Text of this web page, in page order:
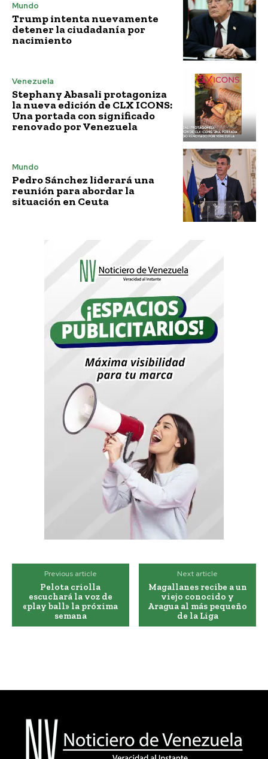
Mundo
Trump intenta nuevamente
detener la ciudadanía por
nacimiento
Venezuela
Stephany Abasali protagoniza
la nueva edición de CLX ICONS:
Una portada con significado
renovado por Venezuela
Mundo
Pedro Sánchez liderará una
reunión para abordar la
situación en Ceuta
Previous article
Pelota criolla
escuchará la voz de
«play ball» la próxima
semana
Next article
Magallanes recibe a un
viejo conocido y
Aragua al más pequeño
de la Liga